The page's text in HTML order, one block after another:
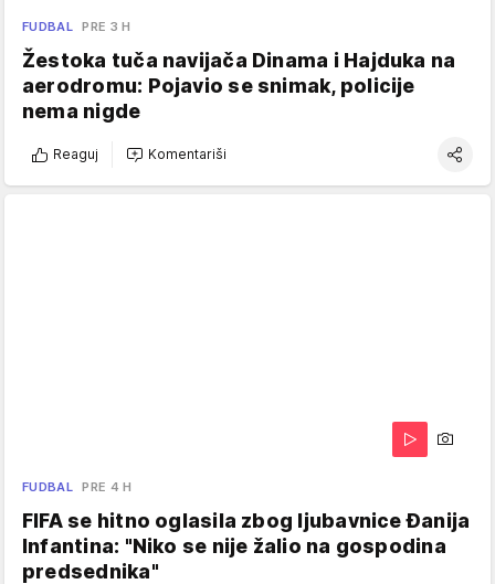
FUDBAL PRE 3 H
Žestoka tuča navijača Dinama i Hajduka na
aerodromu: Pojavio se snimak, policije
nema nigde
Reaguj Komentariši
FUDBAL PRE 4 H
FIFA se hitno oglasila zbog ljubavnice Đanija
Infantina: "Niko se nije žalio na gospodina
predsednika"